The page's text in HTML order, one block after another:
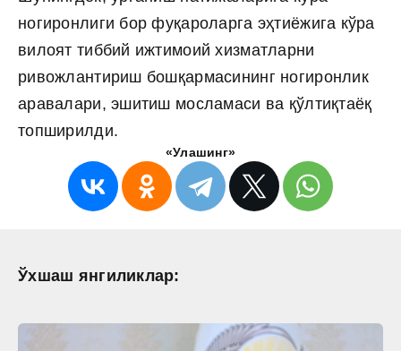
ногиронлиги бор фуқароларга эҳтиёжига кўра
вилоят тиббий ижтимоий хизматларни
ривожлантириш бошқармасининг ногиронлик
аравалари, эшитиш мосламаси ва қўлтиқтаёқ
топширилди.
«Улашинг»
Ўхшаш янгиликлар: